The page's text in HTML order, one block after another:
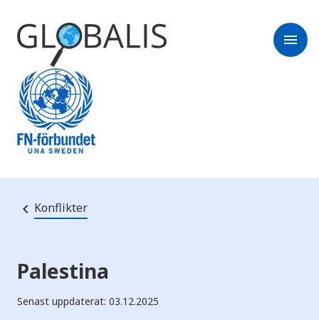
menu
Konflikter
Palestina
Senast uppdaterat: 03.12.2025